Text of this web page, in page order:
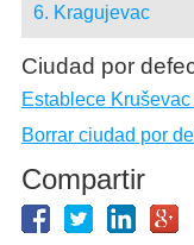
6. Kragujevac
Ciudad por
Establece
Borrar ciudad por
Compartir